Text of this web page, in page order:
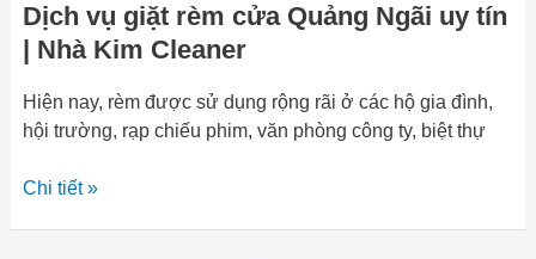
Dịch vụ giặt rèm cửa Quảng Ngãi uy tín
| Nhà Kim Cleaner
Hiện nay, rèm được sử dụng rộng rãi ở các hộ gia đình,
hội trường, rạp chiếu phim, văn phòng công ty, biệt thự
Chi tiết »